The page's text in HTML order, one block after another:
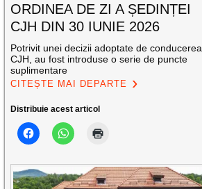
ORDINEA DE ZI A ȘEDINȚEI
CJH DIN 30 IUNIE 2026
Potrivit unei decizii adoptate de conducerea
CJH, au fost introduse o serie de puncte
suplimentare
CITEȘTE MAI DEPARTE
Distribuie acest articol